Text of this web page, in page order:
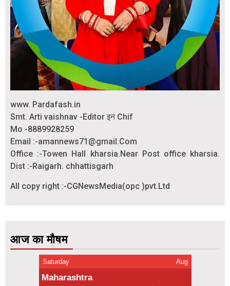
www. Pardafash.in
Smt. Arti vaishnav -Editor इन Chif
Mo -8889928259
Email :-amannews71@gmail.Com
Office :-Towen Hall kharsia.Near Post office kharsia.
Dist :-Raigarh. chhattisgarh
All copy right :-CGNewsMedia(opc )pvt.Ltd
आज का मौषम
Saturday Aug
Maharashtra